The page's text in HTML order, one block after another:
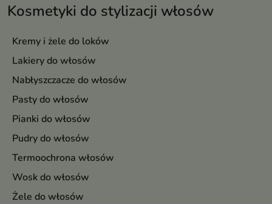
Kosmetyki do stylizacji włosów
Kremy i żele do loków
Lakiery do włosów
Nabłyszczacze do włosów
Pasty do włosów
Pianki do włosów
Pudry do włosów
Termoochrona włosów
Wosk do włosów
Żele do włosów